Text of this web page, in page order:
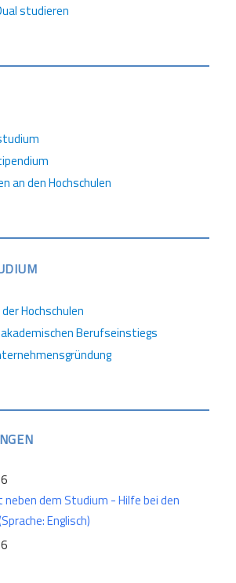
studieren
an den Hochschulen
Hochschulen
Berufseinstiegs
dem Studium - Hilfe bei den
Englisch)